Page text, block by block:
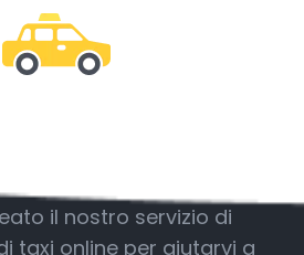
il nostro servizio di
taxi online per aiutarvi a